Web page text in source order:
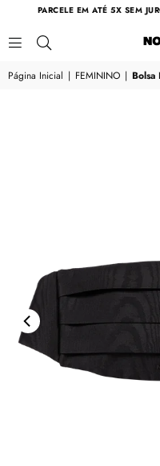
PARCELE EM ATÉ 5X SEM
Página Inicial | FEMININO | Bolsa